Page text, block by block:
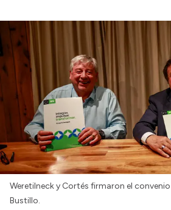
Weretilneck y Cortés firmaron el
Bustillo.